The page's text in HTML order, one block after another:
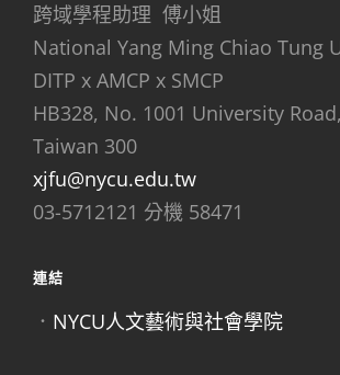
跨域學程助理 傅小姐
National Yang Ming Chiao Tung
DITP x AMCP x SMCP
HB328, No. 1001 University
Taiwan 300
xjfu@nycu.edu.tw
03-5712121 分機 58471
連結
． NYCU人文藝術與社會學院